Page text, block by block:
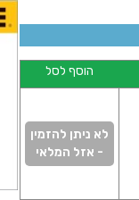
הוסף לסל
לא ניתן להזמין
- אזל המלאי